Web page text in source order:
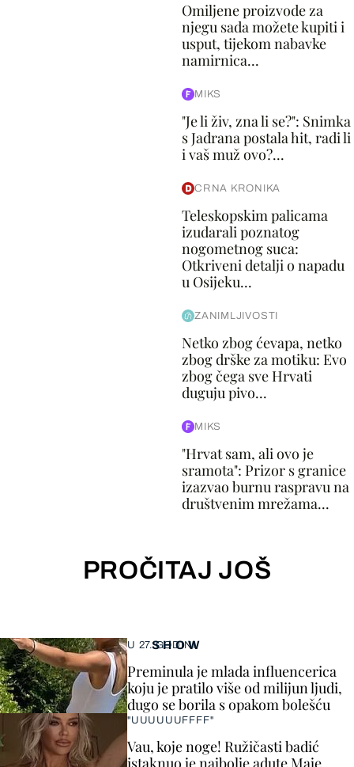
Omiljene proizvode za
njegu sada možete kupiti i
usput, tijekom nabavke
namirnica...
MIKS
"Je li živ, zna li se?": Snimka
s Jadrana postala hit, radi li
i vaš muž ovo?...
CRNA KRONIKA
Teleskopskim palicama
izudarali poznatog
nogometnog suca:
Otkriveni detalji o napadu
u Osijeku...
ZANIMLJIVOSTI
Netko zbog ćevapa, netko
zbog drške za motiku: Evo
zbog čega sve Hrvati
duguju pivo...
MIKS
"Hrvat sam, ali ovo je
sramota": Prizor s granice
izazvao burnu raspravu na
društvenim mrežama...
PROČITAJ JOŠ
SHOW
U 27. GODINI
Preminula je mlada influencerica
koju je pratilo više od milijun ljudi,
dugo se borila s opakom bolešću
"UUUUUUFFFF"
Vau, koje noge! Ružičasti badić
istaknuo je najbolje adute Maje